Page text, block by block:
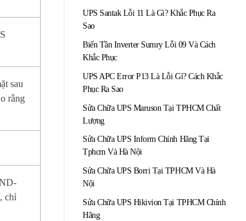
sau
rằng
chỉ
UPS Santak Lỗi 11 Là Gì? Khắc Phục Ra
Sao
Biến Tần Inverter Sumry Lỗi 09 Và Cách
Khắc Phục
UPS APC Error P13 Là Lỗi Gì? Cách Khắc
Phục Ra Sao
Sửa Chữa UPS Maruson Tại TPHCM Chất
Lượng
Sửa Chữa UPS Inform Chính Hãng Tại
Tphcm Và Hà Nội
Sửa Chữa UPS Borri Tại TPHCM Và Hà
Nội
Sửa Chữa UPS Hikivion Tại TPHCM Chính
Hãng